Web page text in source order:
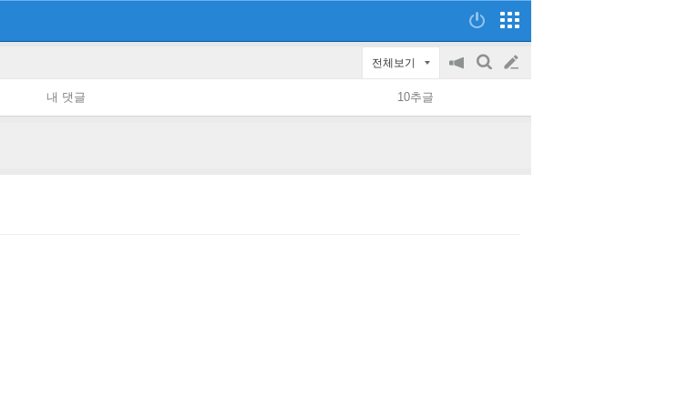
전체보기
공
on/off
검
글
쓰
내 댓글 10추글